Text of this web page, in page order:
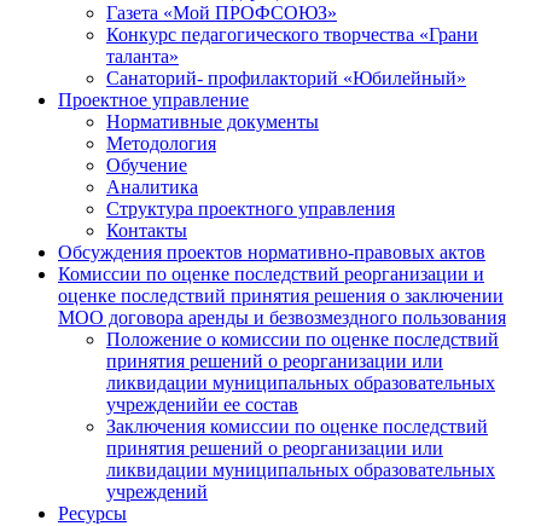
Газета «Мой ПРОФСОЮЗ»
Конкурс педагогического творчества «Грани
таланта»
Санаторий- профилакторий «Юбилейный»
Проектное управление
Нормативные документы
Методология
Обучение
Аналитика
Структура проектного управления
Контакты
Обсуждения проектов нормативно-правовых актов
Комиссии по оценке последствий реорганизации и
оценке последствий принятия решения о заключении
МОО договора аренды и безвозмездного пользования
Положение о комиссии по оценке последствий
принятия решений о реорганизации или
ликвидации муниципальных образовательных
учрежденийи ее состав
Заключения комиссии по оценке последствий
принятия решений о реорганизации или
ликвидации муниципальных образовательных
учреждений
Ресурсы